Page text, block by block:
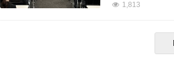
1,813